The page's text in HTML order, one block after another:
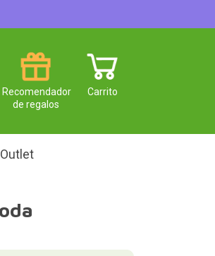
Carrito
Recomendador
de regalos
Outlet